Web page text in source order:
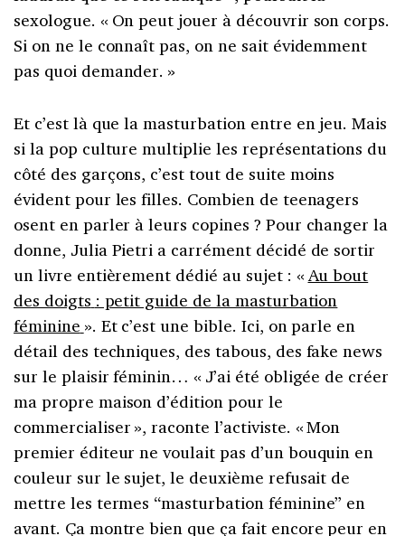
sexologue. « On peut jouer à découvrir son corps.
Si on ne le connaît pas, on ne sait évidemment
pas quoi demander. »
Et c’est là que la masturbation entre en jeu. Mais
si la pop culture multiplie les représentations du
côté des garçons, c’est tout de suite moins
évident pour les filles. Combien de teenagers
osent en parler à leurs copines ? Pour changer la
donne, Julia Pietri a carrément décidé de sortir
un livre entièrement dédié au sujet : «Au bout
des doigts : petit guide de la masturbation
féminine ». Et c’est une bible. Ici, on parle en
détail des techniques, des tabous, des fake news
sur le plaisir féminin… « J’ai été obligée de créer
ma propre maison d’édition pour le
commercialiser », raconte l’activiste. «Mon
premier éditeur ne voulait pas d’un bouquin en
couleur sur le sujet, le deuxième refusait de
mettre les termes “masturbation féminine” en
avant. Ça montre bien que ça fait encore peur en